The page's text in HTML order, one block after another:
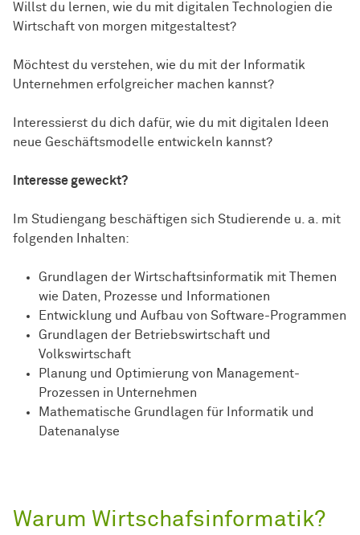
Willst du lernen, wie du mit digitalen Technologien die
Wirtschaft von morgen mitgestaltest?
Möchtest du verstehen, wie du mit der Informatik
Unternehmen erfolgreicher machen kannst?
Interessierst du dich dafür, wie du mit digitalen Ideen
neue Geschäftsmodelle entwickeln kannst?
Interesse geweckt?
Im Studiengang beschäftigen sich Studierende u. a. mit
folgenden Inhalten:
Grundlagen der Wirtschaftsinformatik mit Themen
wie Daten, Prozesse und Informationen
Entwicklung und Aufbau von Software-Programmen
Grundlagen der Betriebswirtschaft und
Volkswirtschaft
Planung und Optimierung von Management-
Prozessen in Unternehmen
Mathematische Grundlagen für Informatik und
Datenanalyse
Warum Wirtschafsinformatik?